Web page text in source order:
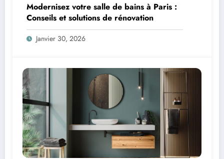
Modernisez votre salle de bains à Paris :
Conseils et solutions de rénovation
Janvier 30, 2026